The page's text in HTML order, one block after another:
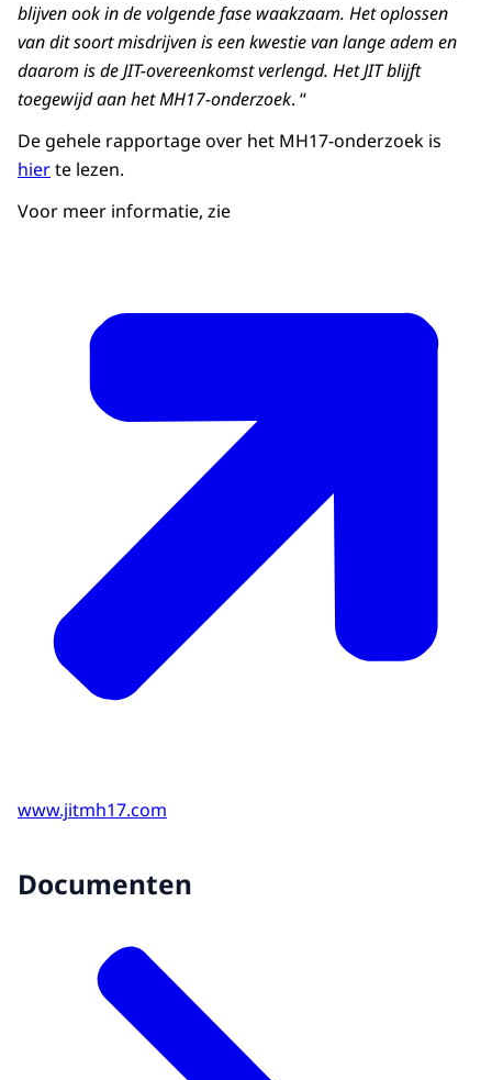
blijven ook in de volgende fase waakzaam. Het oplossen
van dit soort misdrijven is een kwestie van lange adem en
daarom is de JIT-overeenkomst verlengd. Het JIT blijft
toegewijd aan het MH17-onderzoek. “
De gehele rapportage over het MH17-onderzoek is
hierte lezen.
Voor meer informatie, zie
www.jitmh17.com
Documenten